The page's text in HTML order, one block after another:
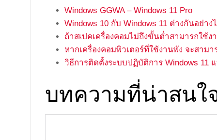
Windows GGWA – Windows 11 Pro
Windows 10 กับ Windows 11 ต่างกันอย่าง
ถ้าสเปคเครื่องคอมไม่ถึงขั้นต่ำสามารถใช้ง
หากเครื่องคอมพิวเตอร์ที่ใช้งานพัง จะสาม
วิธีการติดตั้งระบบปฏิบัติการ Windows 11
บทความที่น่าสนใ